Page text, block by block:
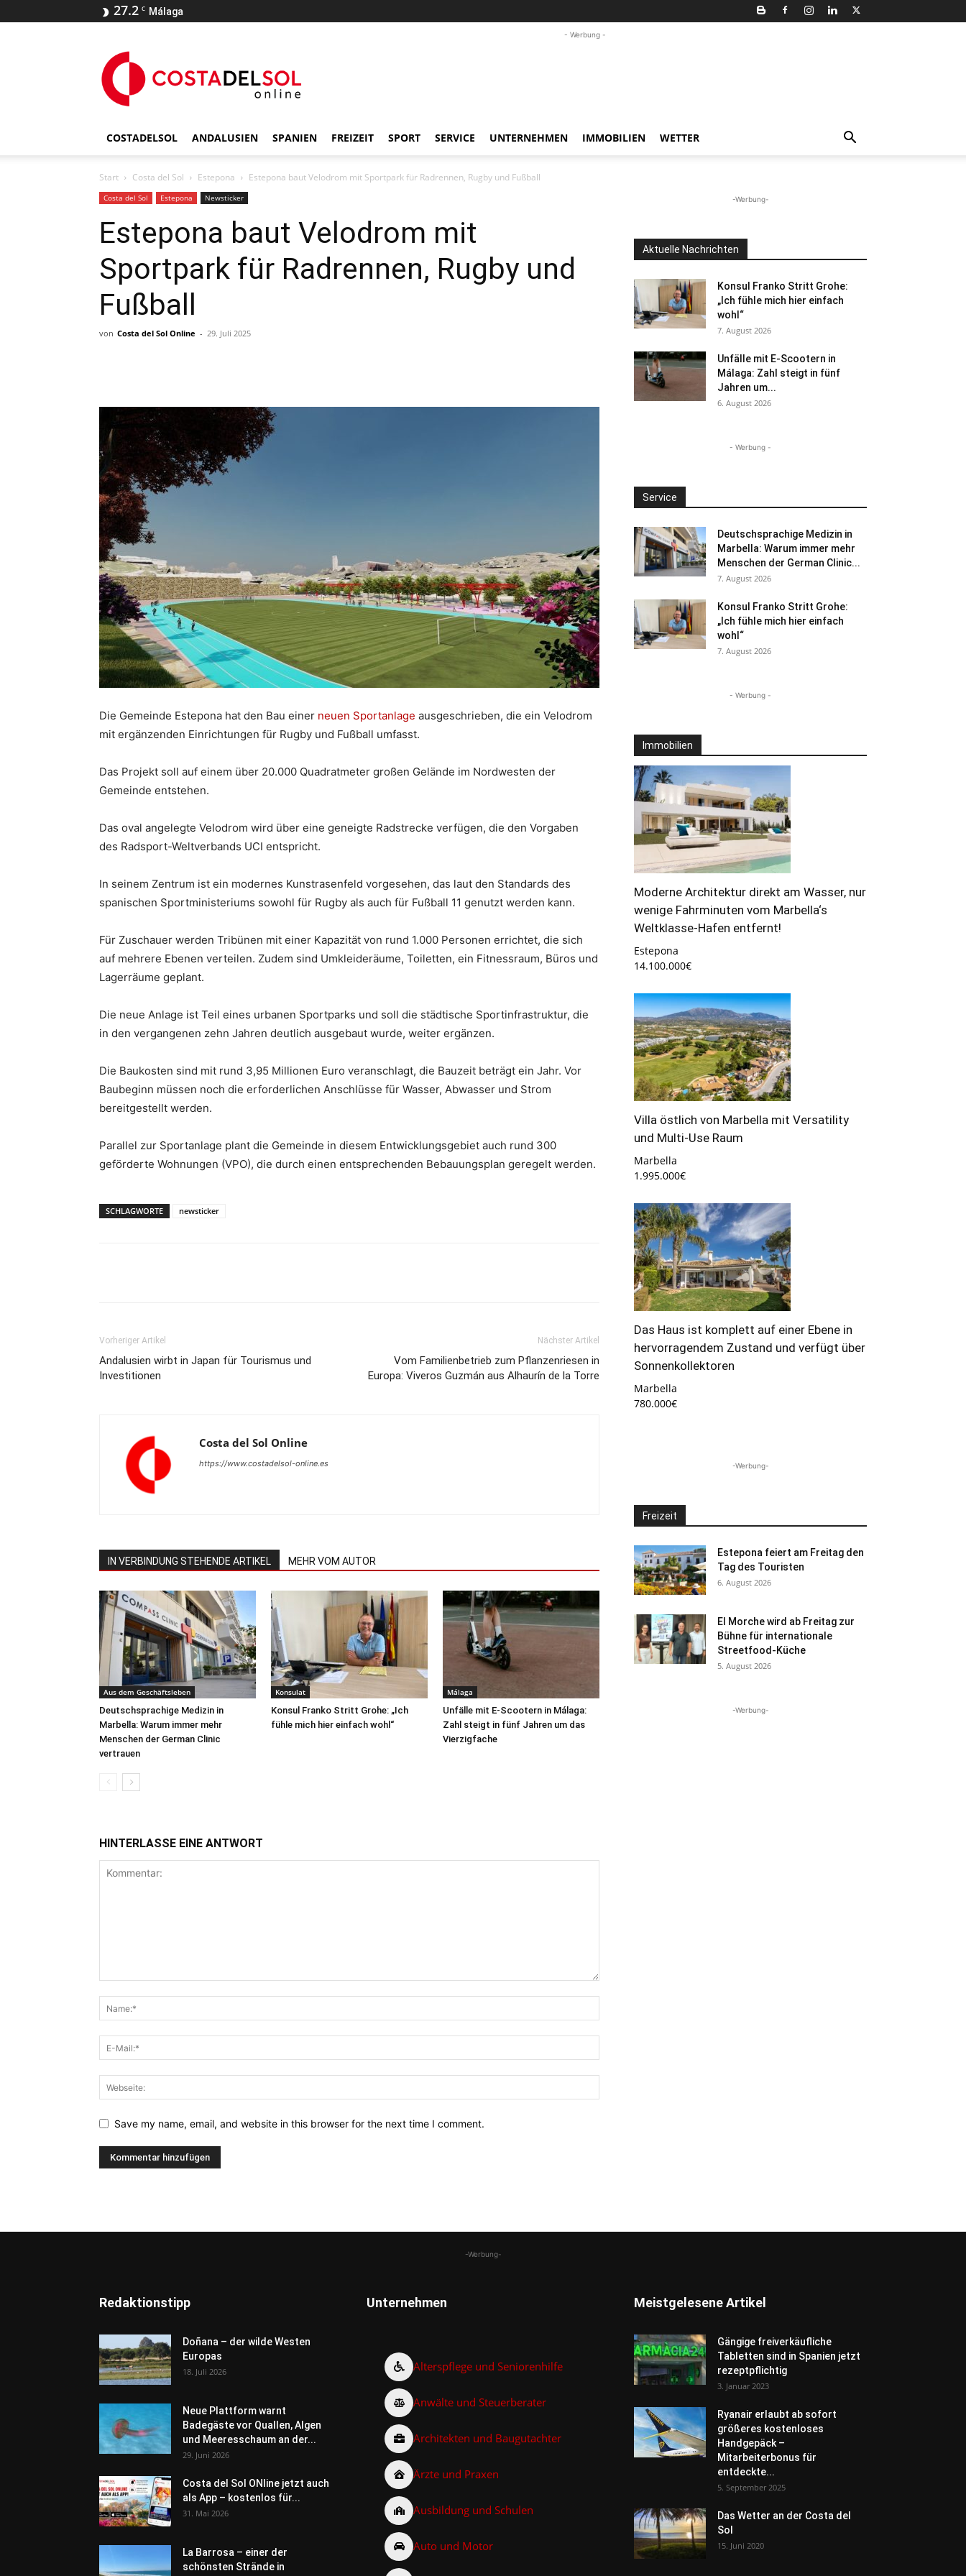
27.2 C Málaga
- Werbung -
COSTADELSOL ANDALUSIEN SPANIEN FREIZEIT SPORT SERVICE UNTERNEHMEN IMMOBILIEN WETTER
Start Costa del Sol Estepona Estepona baut Velodrom mit Sportpark für Radrennen, Rugby und Fußball
Costa del Sol Estepona Newsticker
Estepona baut Velodrom mit
Sportpark für Radrennen, Rugby und
Fußball
von Costa del Sol Online - 29. Juli 2025
Die Gemeinde Estepona hat den Bau einer neuen Sportanlage ausgeschrieben, die ein Velodrom
mit ergänzenden Einrichtungen für Rugby und Fußball umfasst.
Das Projekt soll auf einem über 20.000 Quadratmeter großen Gelände im Nordwesten der
Gemeinde entstehen.
Das oval angelegte Velodrom wird über eine geneigte Radstrecke verfügen, die den Vorgaben
des Radsport-Weltverbands UCI entspricht.
In seinem Zentrum ist ein modernes Kunstrasenfeld vorgesehen, das laut den Standards des
spanischen Sportministeriums sowohl für Rugby als auch für Fußball 11 genutzt werden kann.
Für Zuschauer werden Tribünen mit einer Kapazität von rund 1.000 Personen errichtet, die sich
auf mehrere Ebenen verteilen. Zudem sind Umkleideräume, Toiletten, ein Fitnessraum, Büros und
Lagerräume geplant.
Die neue Anlage ist Teil eines urbanen Sportparks und soll die städtische Sportinfrastruktur, die
in den vergangenen zehn Jahren deutlich ausgebaut wurde, weiter ergänzen.
Die Baukosten sind mit rund 3,95 Millionen Euro veranschlagt, die Bauzeit beträgt ein Jahr. Vor
Baubeginn müssen noch die erforderlichen Anschlüsse für Wasser, Abwasser und Strom
bereitgestellt werden.
Parallel zur Sportanlage plant die Gemeinde in diesem Entwicklungsgebiet auch rund 300
geförderte Wohnungen (VPO), die durch einen entsprechenden Bebauungsplan geregelt werden.
SCHLAGWORTE newsticker
Vorheriger Artikel
Andalusien wirbt in Japan für Tourismus und
Investitionen
Nächster Artikel
Vom Familienbetrieb zum Pflanzenriesen in
Europa: Viveros Guzmán aus Alhaurín de la Torre
Costa del Sol Online
https://www.costadelsol-online.es
IN VERBINDUNG STEHENDE ARTIKEL MEHR VOM AUTOR
Aus dem Geschäftsleben
Deutschsprachige Medizin in
Marbella: Warum immer mehr
Menschen der German Clinic
vertrauen
Konsulat
Konsul Franko Stritt Grohe: „Ich
fühle mich hier einfach wohl“
Málaga
Unfälle mit E-Scootern in Málaga:
Zahl steigt in fünf Jahren um das
Vierzigfache
HINTERLASSE EINE ANTWORT
Save my name, email, and website in this browser for the next time I comment.
-Werbung-
Aktuelle Nachrichten
Konsul Franko Stritt Grohe:
„Ich fühle mich hier einfach
wohl“
7. August 2026
Unfälle mit E-Scootern in
Málaga: Zahl steigt in fünf
Jahren um...
6. August 2026
- Werbung -
Service
Deutschsprachige Medizin in
Marbella: Warum immer mehr
Menschen der German Clinic...
7. August 2026
Konsul Franko Stritt Grohe:
„Ich fühle mich hier einfach
wohl“
7. August 2026
- Werbung -
Immobilien
Moderne Architektur direkt am Wasser, nur
wenige Fahrminuten vom Marbella‘s
Weltklasse-Hafen entfernt!
Estepona
14.100.000€
Villa östlich von Marbella mit Versatility
und Multi-Use Raum
Marbella
1.995.000€
Das Haus ist komplett auf einer Ebene in
hervorragendem Zustand und verfügt über
Sonnenkollektoren
Marbella
780.000€
-Werbung-
Freizeit
Estepona feiert am Freitag den
Tag des Touristen
6. August 2026
El Morche wird ab Freitag zur
Bühne für internationale
Streetfood-Küche
5. August 2026
-Werbung-
-Werbung-
Redaktionstipp
Doñana – der wilde Westen
Europas
18. Juli 2026
Neue Plattform warnt
Badegäste vor Quallen, Algen
und Meeresschaum an der...
29. Juni 2026
Costa del Sol ONline jetzt auch
als App – kostenlos für...
31. Mai 2026
La Barrosa – einer der
schönsten Strände in
Unternehmen
Alterspflege und Seniorenhilfe
Anwälte und Steuerberater
Architekten und Baugutachter
Ärzte und Praxen
Ausbildung und Schulen
Auto und Motor
Meistgelesene Artikel
Gängige freiverkäufliche
Tabletten sind in Spanien jetzt
rezeptpflichtig
3. Januar 2023
Ryanair erlaubt ab sofort
größeres kostenloses
Handgepäck –
Mitarbeiterbonus für
entdeckte...
5. September 2025
Das Wetter an der Costa del
Sol
15. Juni 2020